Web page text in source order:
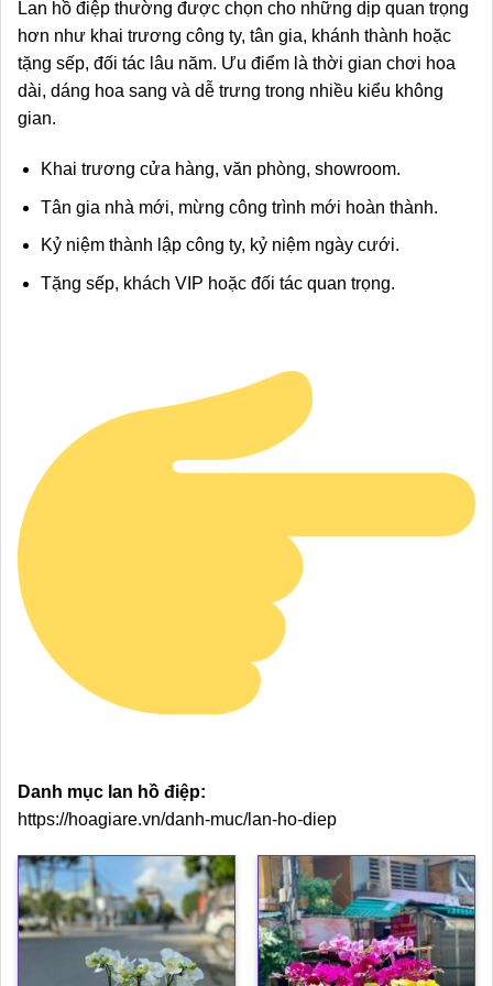
Lan hồ điệp thường được chọn cho những dịp quan trọng
hơn như khai trương công ty, tân gia, khánh thành hoặc
tặng sếp, đối tác lâu năm. Ưu điểm là thời gian chơi hoa
dài, dáng hoa sang và dễ trưng trong nhiều kiểu không
gian.
Khai trương cửa hàng, văn phòng, showroom.
Tân gia nhà mới, mừng công trình mới hoàn thành.
Kỷ niệm thành lập công ty, kỷ niệm ngày cưới.
Tặng sếp, khách VIP hoặc đối tác quan trọng.
Danh mục lan hồ điệp:
https://hoagiare.vn/danh-muc/lan-ho-diep